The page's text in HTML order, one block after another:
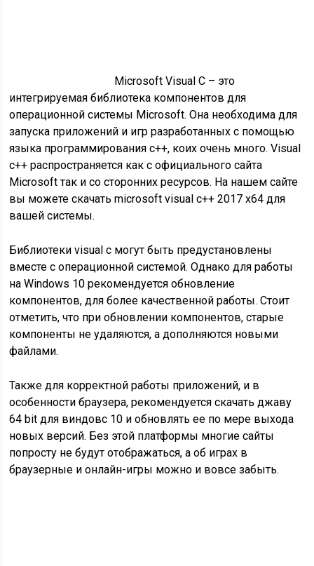
Microsoft Visual C – это
интегрируемая библиотека компонентов для
операционной системы Microsoft. Она необходима для
запуска приложений и игр разработанных с помощью
языка программирования c++, коих очень много. Visual
c++ распространяется как с официального сайта
Microsoft так и со сторонних ресурсов. На нашем сайте
вы можете скачать microsoft visual c++ 2017 x64 для
вашей системы.
Библиотеки visual c могут быть предустановлены
вместе с операционной системой. Однако для работы
на Windows 10 рекомендуется обновление
компонентов, для более качественной работы. Стоит
отметить, что при обновлении компонентов, старые
компоненты не удаляются, а дополняются новыми
файлами.
Также для корректной работы приложений, и в
особенности браузера, рекомендуется скачать джаву
64 bit для виндовс 10 и обновлять ее по мере выхода
новых версий. Без этой платформы многие сайты
попросту не будут отображаться, а об играх в
браузерные и онлайн-игры можно и вовсе забыть.